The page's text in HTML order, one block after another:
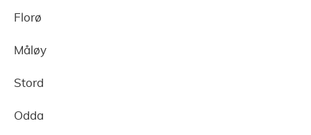
Florø
Måløy
Stord
Odda